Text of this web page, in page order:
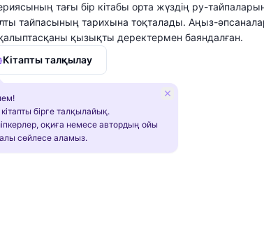
тағы бір кітабы орта жүздің ру-
тайпасының тарихына тоқталады. Аңыз-
қызықты деректермен баяндалған.
Кітапты талқылау
кітапты бірге талқылайық.
оқиға немесе автордың ойы
сөйлесе аламыз.